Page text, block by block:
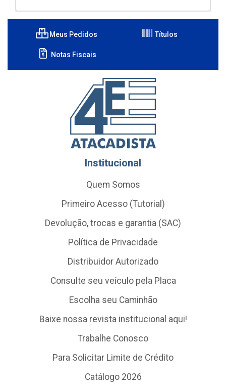
Meus Pedidos Títulos
Notas Fiscais
Institucional
Quem Somos
Primeiro Acesso (Tutorial)
Devolução, trocas e garantia (SAC)
Política de Privacidade
Distribuidor Autorizado
Consulte seu veículo pela Placa
Escolha seu Caminhão
Baixe nossa revista institucional aqui!
Trabalhe Conosco
Para Solicitar Limite de Crédito
Catálogo 2026